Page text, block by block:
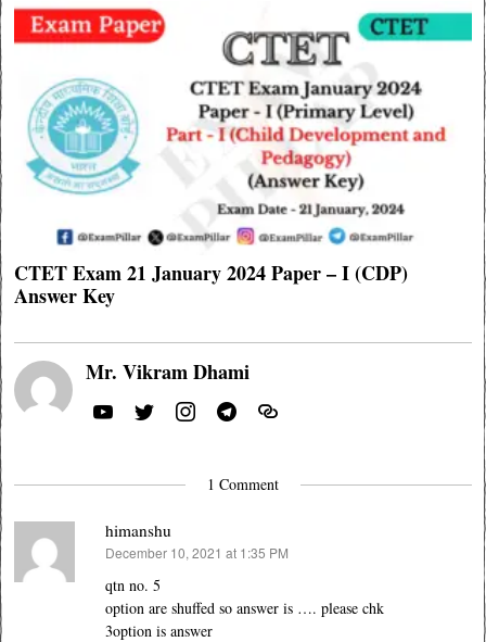
CTET Exam 21 January 2024 Paper – I (CDP)
Answer Key
Mr. Vikram Dhami
1 Comment
himanshu
says:
December 10, 2021 at 1:35 PM
qtn no. 5
option are shuffed so answer is …. please chk
3option is answer